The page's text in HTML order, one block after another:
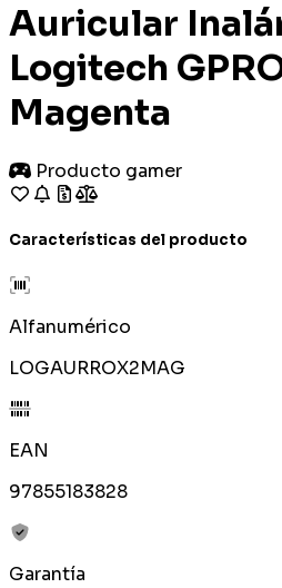
Auricular
Logitech
Magenta
Producto gamer
Características del producto
Alfanumérico
LOGAURROX2MAG
EAN
97855183828
Garantía